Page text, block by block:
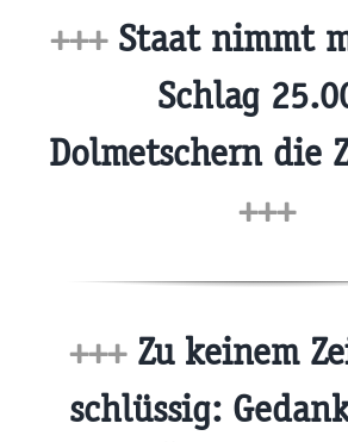
+++Staat nimmt
Schlag
Dolmetschern die
+++
+++Zu keinem
schlüssig: